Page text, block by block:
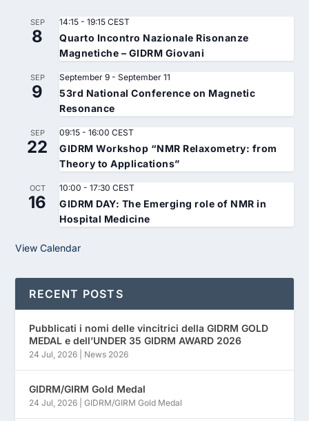
SEP
8
14:15 -19:15 CEST
Quarto Incontro Nazionale Risonanze
Magnetiche – GIDRM Giovani
SEP
9
September 9 -September 11
53rd National Conference on Magnetic
Resonance
SEP
22
09:15 -16:00 CEST
GIDRM Workshop “NMR Relaxometry: from
Theory to Applications”
OCT
16
10:00 -17:30 CEST
GIDRM DAY: The Emerging role of NMR in
Hospital Medicine
View Calendar
RECENT POSTS
Pubblicati i nomi delle vincitrici della GIDRM GOLD
MEDAL e dell’UNDER 35 GIDRM AWARD 2026
24 Jul, 2026 News 2026
GIDRM/GIRM Gold Medal
24 Jul, 2026 |GIDRM/GIRM Gold Medal